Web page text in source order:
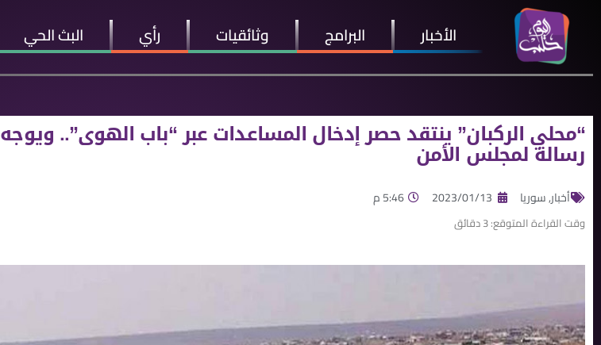
الأخبار البرامج وثائقيات رأي البث الحي
“محلي الركبان” ينتقد حصر إدخال المساعدات عبر “باب الهوى”.. ويوجه
رسالة لمجلس الأمن
أخبار,سوريا 2023/01/13 5:46 م
وقت القراءة المتوقع:3دقائق